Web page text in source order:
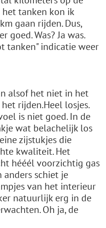
het tanken kon ik
gaan rijden. Dus,
goed. Was? Ja was.
tanken" indicatie weer
alsof het niet in het
rijden.Heel losjes.
is niet goed. In de
wat belachelijk los
zijstukjes die
kwaliteit. Het
hééél voorzichtig gas
anders schiet je
van het interieur
natuurlijk erg in de
Oh ja, de